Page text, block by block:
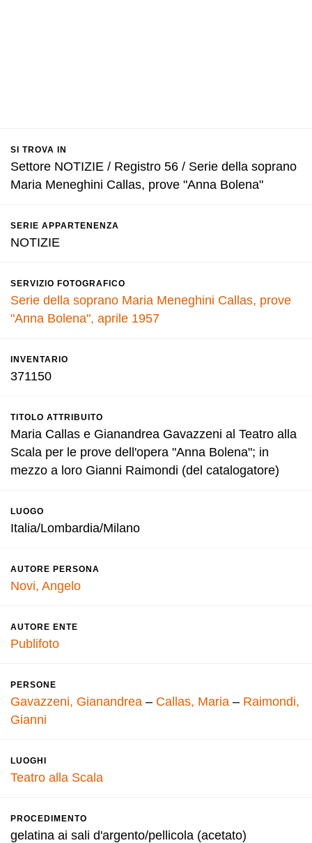
SI TROVA IN
Settore NOTIZIE / Registro 56 / Serie della soprano
Maria Meneghini Callas, prove "Anna Bolena"
SERIE APPARTENENZA
NOTIZIE
SERVIZIO FOTOGRAFICO
Serie della soprano Maria Meneghini Callas, prove
"Anna Bolena", aprile 1957
INVENTARIO
371150
TITOLO ATTRIBUITO
Maria Callas e Gianandrea Gavazzeni al Teatro alla
Scala per le prove dell'opera "Anna Bolena"; in
mezzo a loro Gianni Raimondi (del catalogatore)
LUOGO
Italia/Lombardia/Milano
AUTORE PERSONA
Novi, Angelo
AUTORE ENTE
Publifoto
PERSONE
Gavazzeni, Gianandrea – Callas, Maria – Raimondi,
Gianni
LUOGHI
Teatro alla Scala
PROCEDIMENTO
gelatina ai sali d'argento/pellicola (acetato)